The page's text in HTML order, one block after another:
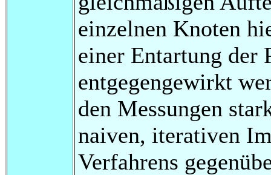
einzelnen Knoten
einer Entartung der
entgegengewirkt
den Messungen
naiven, iterativen
Verfahrens